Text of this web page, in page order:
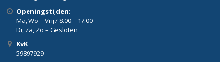
Openingstijden:
Ma, Wo – Vrij / 8.00 – 17.00
Di, Za, Zo – Gesloten
KvK
59897929